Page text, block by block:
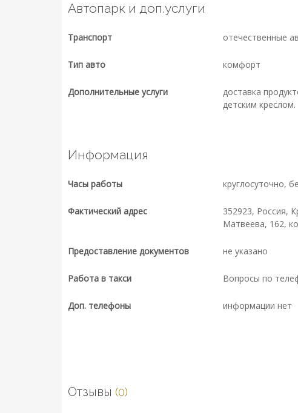
Автопарк и доп.услуги
Транспорт отечественные
Тип авто комфорт
Дополнительные услуги
доставка
детским креслом.
Информация
Часы работы круглосуточно,
Фактический адрес
352923, Россия,
Матвеева, 162,
Предоставление документов не указано
Работа в такси Вопросы по
Доп. телефоны информации нет
Отзывы (0)